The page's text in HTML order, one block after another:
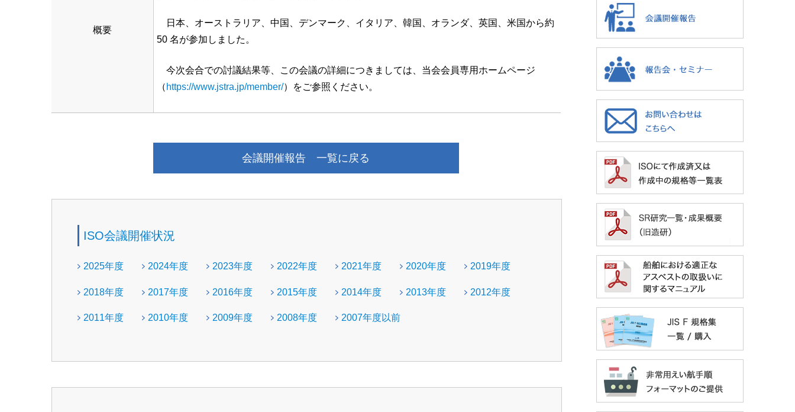
概要
日本、オーストラリア、中国、デンマーク、イタリア、韓国、オランダ、英国、米国から約
50 名が参加しました。
今次会合での討議結果等、この会議の詳細につきましては、当会会員専用ホームページ
（ https://www.jstra.jp/member/）をご参照ください。
会議開催報告 一覧に戻る
ISO会議開催状況
2025年度 2024年度 2023年度 2022年度 2021年度 2020年度 2019年度
2018年度 2017年度 2016年度 2015年度 2014年度 2013年度 2012年度
2011年度 2010年度 2009年度 2008年度 2007年度以前